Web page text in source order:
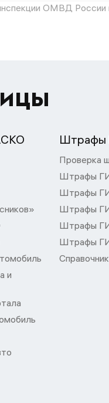
ОМВД России
и
Проверка
Штрафы
Штрафы
Штрафы
Штрафы
Штрафы